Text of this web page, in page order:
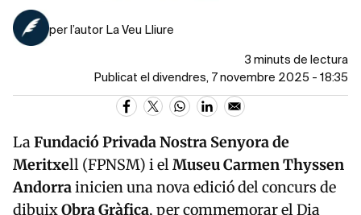
per l’autor La Veu Lliure
3 minuts de lectura
Publicat el divendres, 7 novembre 2025 - 18:35
LaFundació Privada Nostra Senyora de
Meritxell (FPNSM) i elMuseu Carmen Thyssen
Andorrainicien una nova edició del concurs de
dibuixObra Gràfica, per commemorar el Dia